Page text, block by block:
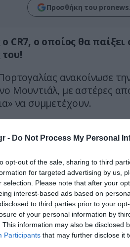
- Do Not Process My Personal
opt-out of the sale, sharing to third
for targeted advertising by us,
selection. Please note that after your
interest-based ads based on
to third parties prior to your
of your personal information by
This information may also be disclosed
Participants that may further disclose it
Προσθήκη του
CR7, ο οποίος θα
ανακοίνωσε
Μουντιάλ, με αστέρες
να συμμετέχουν.
το κορυφαίο τρόπαιο για
levam o 𝗦𝗼𝗻𝗵𝗼
|@FIFAWorldCup
(@selecaoportugal)May
η αποστολή της